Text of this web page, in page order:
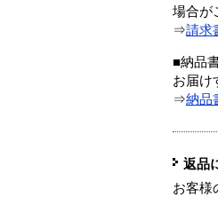
場合が
⇒請求
■納品
お届け
⇒納品
返品
お客様